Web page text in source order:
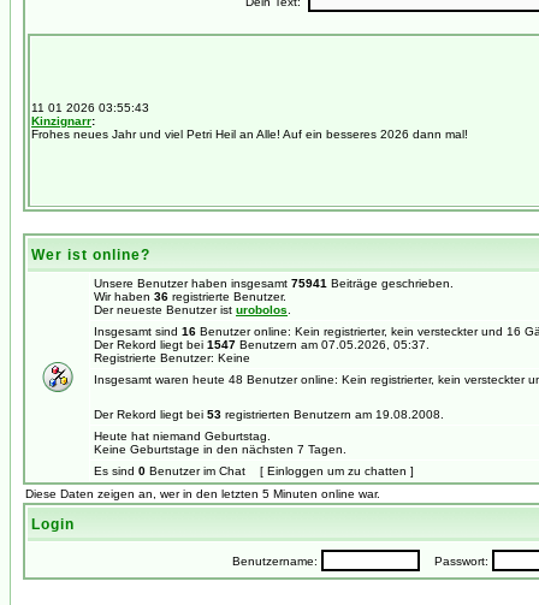
Wer ist online?
Unsere Benutzer haben insgesamt 75941 Beiträge geschrieben.
Wir haben 36 registrierte Benutzer.
Der neueste Benutzer ist urobolos
Insgesamt sind 16 Benutzer online: Kein registrierter, kein versteckter und 16
Der Rekord liegt bei 1547 Benutzern am 07.05.2026, 05:37.
Registrierte Benutzer: Keine
Insgesamt waren heute 48 Benutzer online: Kein registrierter, kein versteckter
Der Rekord liegt bei 53 registrierten Benutzern am 19.08.2008.
Heute hat niemand Geburtstag.
Keine Geburtstage in den nächsten 7 Tagen.
Es sind 0 Benutzer im Chat [ Einloggen um zu chatten ]
Diese Daten zeigen an, wer in den letzten 5 Minuten online war.
Login
Benutzername: Passwort: